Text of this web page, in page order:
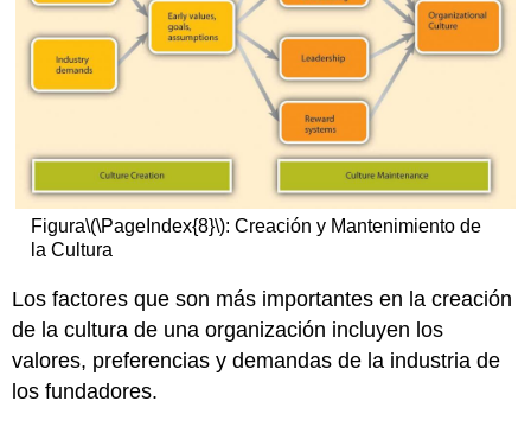
Figura\(\PageIndex{8}\): Creación y Mantenimiento de
la Cultura
Los factores que son más importantes en la creación
de la cultura de una organización incluyen los
valores, preferencias y demandas de la industria de
los fundadores.